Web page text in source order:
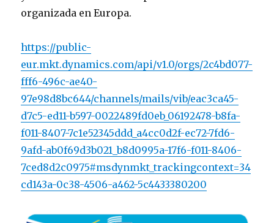
organizada en Europa.
https://public-
eur.mkt.dynamics.com/api/v1.0/orgs/2c4bd077-
fff6-496c-ae40-
97e98d8bc644/channels/mails/vib/eac3ca45-
d7c5-ed11-b597-0022489fd0eb_06192478-b8fa-
f011-8407-7c1e52345ddd_a4cc0d2f-ec72-7fd6-
9afd-ab0f69d3b021_b8d0995a-17f6-f011-8406-
7ced8d2c0975#msdynmkt_trackingcontext=34
cd143a-0c38-4506-a462-5c4433380200